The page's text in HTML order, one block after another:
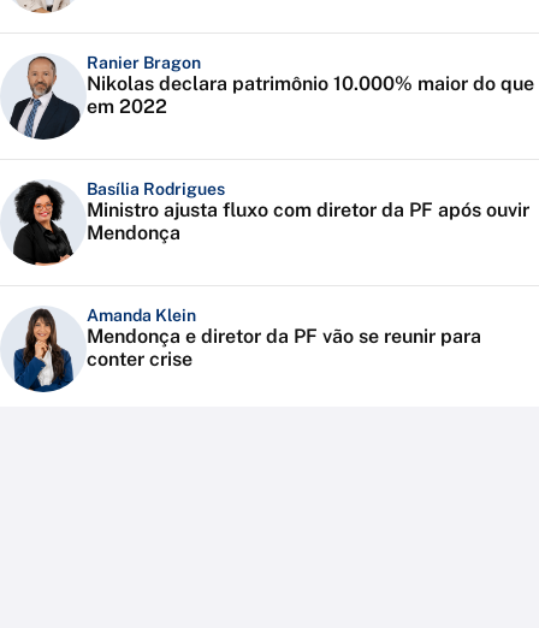
Ranier Bragon
Nikolas declara patrimônio 10.000% maior do que
em 2022
Basília Rodrigues
Ministro ajusta fluxo com diretor da PF após ouvir
Mendonça
Amanda Klein
Mendonça e diretor da PF vão se reunir para
conter crise